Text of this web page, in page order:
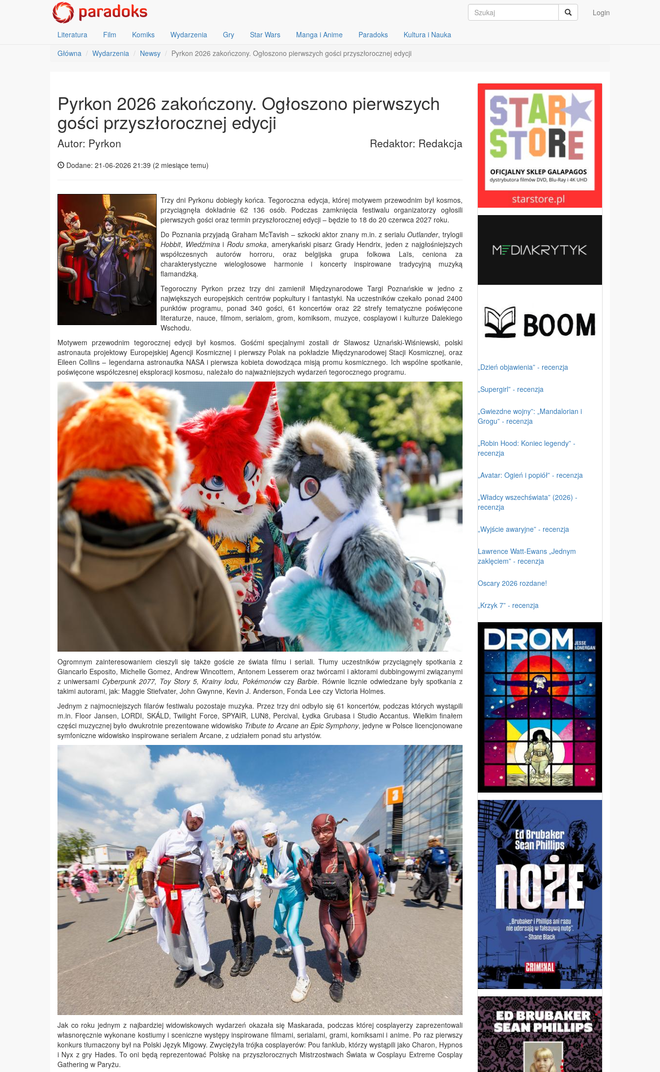
Login
Literatura Film Komiks Wydarzenia Gry Star Wars Manga i Anime Paradoks
Kultura i Nauka
Główna
Wydarzenia Newsy Pyrkon 2026 zakończony. Ogłoszono pierwszych gości przyszłorocznej edycji
Pyrkon 2026 zakończony. Ogłoszono pierwszych
gości przyszłorocznej edycji
Autor: Pyrkon Redaktor: Redakcja
Dodane: 21-06-2026 21:39 (2 miesiące temu)
Trzy dni Pyrkonu dobiegły końca. Tegoroczna edycja, której motywem przewodnim był kosmos,
przyciągnęła dokładnie 62 136 osób. Podczas zamknięcia festiwalu organizatorzy ogłosili
pierwszych gości oraz termin przyszłorocznej edycji – będzie to 18 do 20 czerwca 2027 roku.
Do Poznania przyjadą Graham McTavish – szkocki aktor znany m.in. z serialuOutlander, trylogii
Hobbit, Wiedźminai Rodu smoka, amerykański pisarz Grady Hendrix, jeden z najgłośniejszych
współczesnych autorów horroru, oraz belgijska grupa folkowa Laïs, ceniona za
charakterystyczne wielogłosowe harmonie i koncerty inspirowane tradycyjną muzyką
flamandzką.
Tegoroczny Pyrkon przez trzy dni zamienił Międzynarodowe Targi Poznańskie w jedno z
największych europejskich centrów popkultury i fantastyki. Na uczestników czekało ponad 2400
punktów programu, ponad 340 gości, 61 koncertów oraz 22 strefy tematyczne poświęcone
literaturze, nauce, filmom, serialom, grom, komiksom, muzyce, cosplayowi i kulturze Dalekiego
Wschodu.
Motywem przewodnim tegorocznej edycji był kosmos. Gośćmi specjalnymi zostali dr Sławosz Uznański-Wiśniewski, polski
astronauta projektowy Europejskiej Agencji Kosmicznej i pierwszy Polak na pokładzie Międzynarodowej Stacji Kosmicznej, oraz
Eileen Collins – legendarna astronautka NASA i pierwsza kobieta dowodząca misją promu kosmicznego. Ich wspólne spotkanie,
poświęcone współczesnej eksploracji kosmosu, należało do najważniejszych wydarzeń tegorocznego programu.
Ogromnym zainteresowaniem cieszyli się także goście ze świata filmu i seriali. Tłumy uczestników przyciągnęły spotkania z
Giancarlo Esposito, Michelle Gomez, Andrew Wincottem, Antonem Lesserem oraz twórcami i aktorami dubbingowymi związanymi
z uniwersami Cyberpunk 2077, Toy Story 5, Krainy lodu, Pokémonówczy Barbie. Równie licznie odwiedzane były spotkania z
takimi autorami, jak: Maggie Stiefvater, John Gwynne, Kevin J. Anderson, Fonda Lee czy Victoria Holmes.
Jednym z najmocniejszych filarów festiwalu pozostaje muzyka. Przez trzy dni odbyło się 61 koncertów, podczas których wystąpili
m.in. Floor Jansen, LORDI, SKÁLD, Twilight Force, SPYAIR, LUN8, Percival, Łydka Grubasa i Studio Accantus. Wielkim finałem
części muzycznej było dwukrotnie prezentowane widowisko Tribute to Arcane an Epic Symphony, jedyne w Polsce licencjonowane
symfoniczne widowisko inspirowane serialem Arcane, z udziałem ponad stu artystów.
Jak co roku jednym z najbardziej widowiskowych wydarzeń okazała się Maskarada, podczas której cosplayerzy zaprezentowali
własnoręcznie wykonane kostiumy i sceniczne występy inspirowane filmami, serialami, grami, komiksami i anime. Po raz pierwszy
konkurs tłumaczony był na Polski Język Migowy. Zwyciężyła trójka cosplayerów: Pou fanklub, którzy wystąpili jako Charon, Hypnos
i Nyx z gry Hades. To oni będą reprezentować Polskę na przyszłorocznych Mistrzostwach Świata w Cosplayu Extreme Cosplay
Gathering w Paryżu.
„Dzień objawienia” - recenzja
„Supergirl” - recenzja
„Gwiezdne wojny”: „Mandalorian i
Grogu” - recenzja
„Robin Hood: Koniec legendy” -
recenzja
„Avatar: Ogień i popiół” - recenzja
„Władcy wszechświata” (2026) -
recenzja
„Wyjście awaryjne” - recenzja
Lawrence Watt-Ewans „Jednym
zaklęciem” - recenzja
Oscary 2026 rozdane!
„Krzyk 7” - recenzja